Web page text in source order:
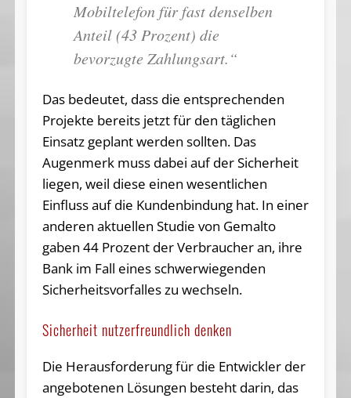
Mobiltelefon für fast denselben
Anteil (43 Prozent) die
bevorzugte Zahlungsart.“
Das bedeutet, dass die entsprechenden
Projekte bereits jetzt für den täglichen
Einsatz geplant werden sollten. Das
Augenmerk muss dabei auf der Sicherheit
liegen, weil diese einen wesentlichen
Einfluss auf die Kundenbindung hat. In einer
anderen aktuellen Studie von Gemalto
gaben 44 Prozent der Verbraucher an, ihre
Bank im Fall eines schwerwiegenden
Sicherheitsvorfalles zu wechseln.
Sicherheit nutzerfreundlich denken
Die Herausforderung für die Entwickler der
angebotenen Lösungen besteht darin, das